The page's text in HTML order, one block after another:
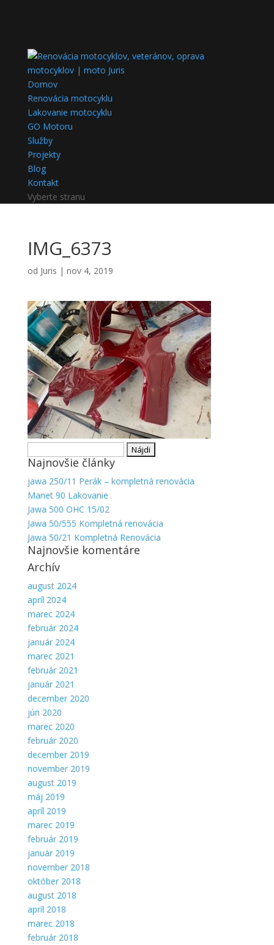
Domov
Renovácia motocyklu
Lakovanie motocyklu
GO Motoru
Služby
Projekty
Blog
Kontakt
Vyberte stranu
IMG_6373
od Juris | nov 4, 2019
Najnovšie články
jawa 250/11 Perák – kompletná renovácia
Manet 90 Lakovanie
Jawa 500 OHC 15/02
Jawa 50/555 Kompletná renovácia
Jawa 50/21 Kompletná Renovácia
Najnovšie komentáre
Archív
august 2024
apríl 2024
marec 2024
február 2024
január 2024
marec 2021
február 2021
január 2021
december 2020
jún 2020
marec 2020
február 2020
december 2019
november 2019
august 2019
máj 2019
apríl 2019
marec 2019
február 2019
január 2019
november 2018
október 2018
august 2018
apríl 2018
marec 2018
február 2018